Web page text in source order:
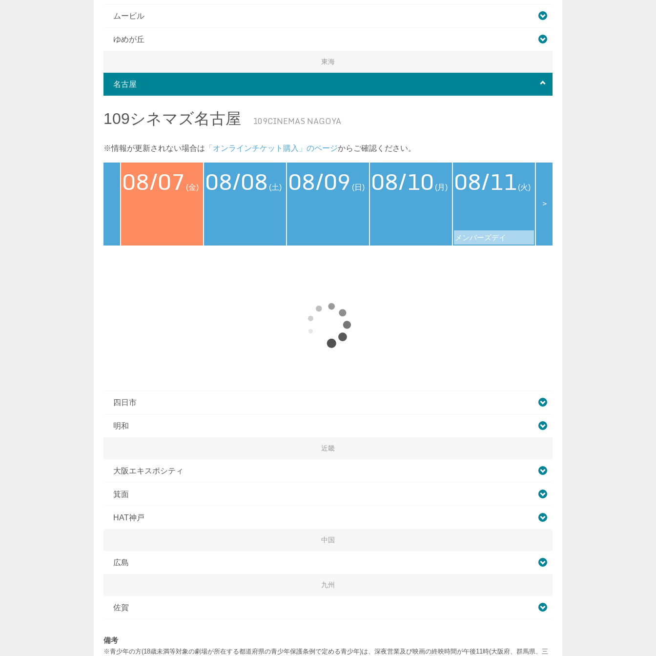
ムービル
ゆめが丘
東海
名古屋
109シネマズ名古屋 109CINEMAS NAGOYA
※情報が更新されない場合は 「オンラインチケット購入」のページからご確認ください。
08/07 (金) 08/08 (土) 08/09 (日) 08/10 (月) 08/11 (火)
メンバーズデイ
>
四日市
明和
近畿
大阪エキスポシティ
箕面
HAT神戸
中国
広島
九州
佐賀
備考
※青少年の方(18歳未満等対象の劇場が所在する都道府県の青少年保護条例で定める青少年)は、深夜営業及び映画の終映時間が午後11時(大阪府、群馬県、三